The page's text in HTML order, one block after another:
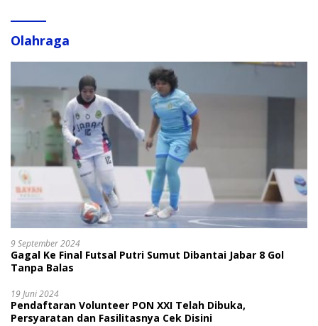
Olahraga
9 September 2024
Gagal Ke Final Futsal Putri Sumut Dibantai Jabar 8 Gol
Tanpa Balas
19 Juni 2024
Pendaftaran Volunteer PON XXI Telah Dibuka,
Persyaratan dan Fasilitasnya Cek Disini